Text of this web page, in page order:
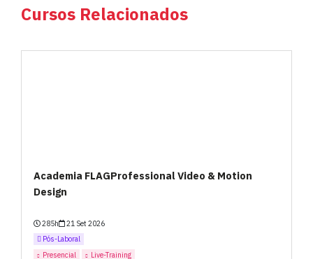
Cursos Relacionados
Academia FLAGProfessional Video & Motion
Design
285h
21 Set 2026
Pós-Laboral
Presencial
Live-Training